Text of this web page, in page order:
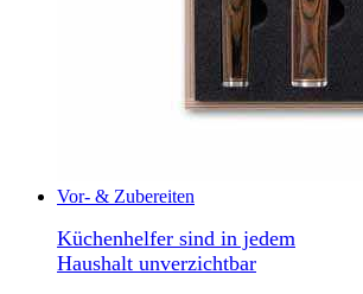
Vor- & Zubereiten
Küchenhelfer sind in jedem
Haushalt unverzichtbar